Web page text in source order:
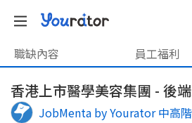
職缺內容 員工福利
香港上市醫學美容集團 - 後
JobMenta by Yourator 中高